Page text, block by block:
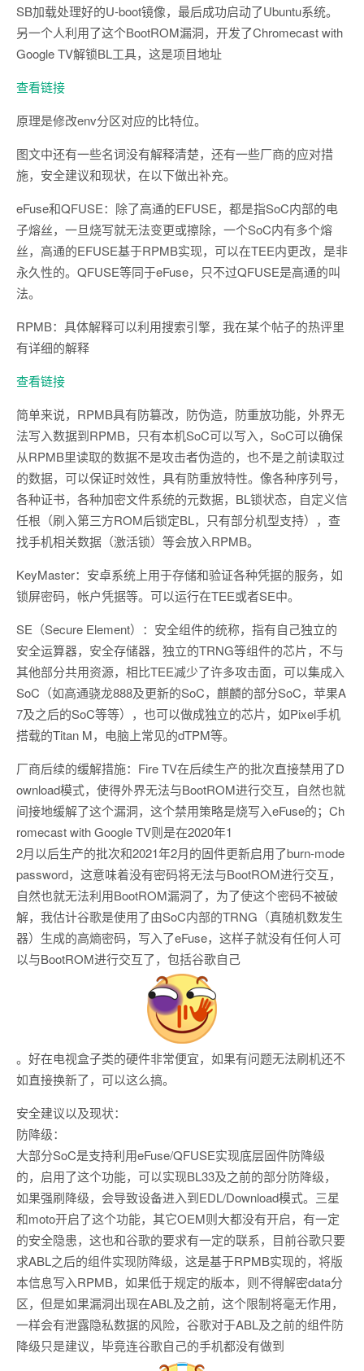
SB加载处理好的U-boot镜像，最后成功启动了Ubuntu系统。
另一个人利用了这个BootROM漏洞，开发了Chromecast with
Google TV解锁BL工具，这是项目地址
查看链接
原理是修改env分区对应的比特位。
图文中还有一些名词没有解释清楚，还有一些厂商的应对措
施，安全建议和现状，在以下做出补充。
eFuse和QFUSE：除了高通的EFUSE，都是指SoC内部的电
子熔丝，一旦烧写就无法变更或擦除，一个SoC内有多个熔
丝，高通的EFUSE基于RPMB实现，可以在TEE内更改，是非
永久性的。QFUSE等同于eFuse，只不过QFUSE是高通的叫
法。
RPMB：具体解释可以利用搜索引擎，我在某个帖子的热评里
有详细的解释
查看链接
简单来说，RPMB具有防篡改，防伪造，防重放功能，外界无
法写入数据到RPMB，只有本机SoC可以写入，SoC可以确保
从RPMB里读取的数据不是攻击者伪造的，也不是之前读取过
的数据，可以保证时效性，具有防重放特性。像各种序列号，
各种证书，各种加密文件系统的元数据，BL锁状态，自定义信
任根（刷入第三方ROM后锁定BL，只有部分机型支持），查
找手机相关数据（激活锁）等会放入RPMB。
KeyMaster：安卓系统上用于存储和验证各种凭据的服务，如
锁屏密码，帐户凭据等。可以运行在TEE或者SE中。
SE（Secure Element）：安全组件的统称，指有自己独立的
安全运算器，安全存储器，独立的TRNG等组件的芯片，不与
其他部分共用资源，相比TEE减少了许多攻击面，可以集成入
SoC（如高通骁龙888及更新的SoC，麒麟的部分SoC，苹果A
7及之后的SoC等等），也可以做成独立的芯片，如Pixel手机
搭载的Titan M，电脑上常见的dTPM等。
厂商后续的缓解措施：Fire TV在后续生产的批次直接禁用了D
ownload模式，使得外界无法与BootROM进行交互，自然也就
间接地缓解了这个漏洞，这个禁用策略是烧写入eFuse的；Ch
romecast with Google TV则是在2020年1
2月以后生产的批次和2021年2月的固件更新启用了burn-mode
password，这意味着没有密码将无法与BootROM进行交互，
自然也就无法利用BootROM漏洞了，为了使这个密码不被破
解，我估计谷歌是使用了由SoC内部的TRNG（真随机数发生
器）生成的高熵密码，写入了eFuse，这样子就没有任何人可
以与BootROM进行交互了，包括谷歌自己
。好在电视盒子类的硬件非常便宜，如果有问题无法刷机还不
如直接换新了，可以这么搞。
安全建议以及现状：
防降级：
大部分SoC是支持利用eFuse/QFUSE实现底层固件防降级
的，启用了这个功能，可以实现BL33及之前的部分防降级，
如果强刷降级，会导致设备进入到EDL/Download模式。三星
和moto开启了这个功能，其它OEM则大都没有开启，有一定
的安全隐患，这也和谷歌的要求有一定的联系，目前谷歌只要
求ABL之后的组件实现防降级，这是基于RPMB实现的，将版
本信息写入RPMB，如果低于规定的版本，则不得解密data分
区，但是如果漏洞出现在ABL及之前，这个限制将毫无作用，
一样会有泄露隐私数据的风险，谷歌对于ABL及之前的组件防
降级只是建议，毕竟连谷歌自己的手机都没有做到